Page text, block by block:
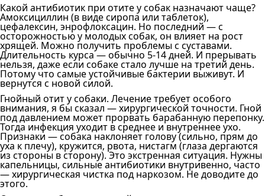
Какой антибиотик при отите у собак назначают чаще?
Амоксициллин (в виде сиропа или таблеток),
цефалексин, энрофлоксацин. Но последний — с
осторожностью у молодых собак, он влияет на рост
хрящей. Можно получить проблемы с суставами.
Длительность курса — обычно 5-14 дней. И прерывать
нельзя, даже если собаке стало лучше на третий день.
Потому что самые устойчивые бактерии выживут. И
вернутся с новой силой.
Гнойный отит у собаки. Лечение требует особого
внимания, я бы сказал — хирургической точности. Гной
под давлением может прорвать барабанную перепонку.
Тогда инфекция уходит в среднее и внутреннее ухо.
Признаки — собака наклоняет голову (сильно, прям до
уха к плечу), кружится, рвота, нистагм (глаза дергаются
из стороны в сторону). Это экстренная ситуация. Нужны
капельницы, сильные антибиотики внутривенно, часто
— хирургическая чистка под наркозом. Не доводите до
этого.